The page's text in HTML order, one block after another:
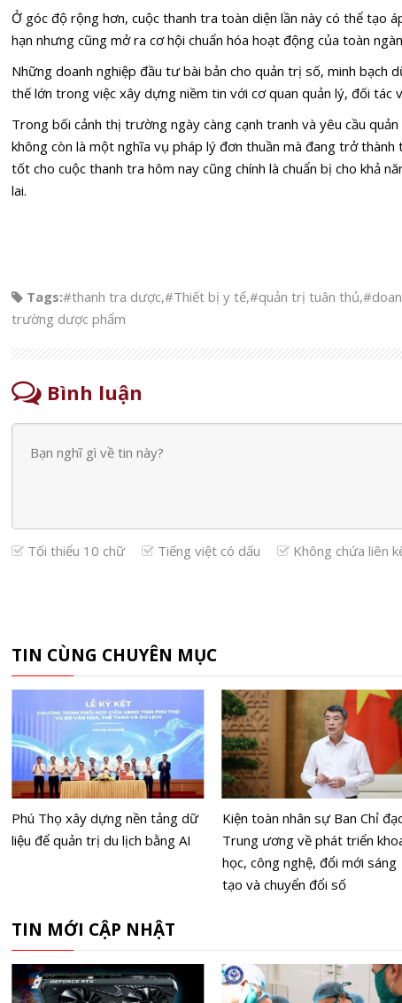
Ở góc độ rộng hơn, cuộc thanh tra toàn diện lần này có thể tạo
hạn nhưng cũng mở ra cơ hội chuẩn hóa hoạt động của toàn
Những doanh nghiệp đầu tư bài bản cho quản trị số, minh bạch
thế lớn trong việc xây dựng niềm tin với cơ quan quản lý, đối tác
Trong bối cảnh thị trường ngày càng cạnh tranh và yêu cầu
không còn là một nghĩa vụ pháp lý đơn thuần mà đang trở thành
tốt cho cuộc thanh tra hôm nay cũng chính là chuẩn bị cho khả
lai.
Tags:#thanh tra dược,#Thiết bị y tế,#quản trị tuân thủ,
trường dược phẩm
Bình luận
Tối thiểu 10 chữ Tiếng việt có dấu Không chứa liên
TIN CÙNG CHUYÊN MỤC
Phú Thọ xây dựng nền tảng dữ
liệu để quản trị du lịch bằng AI
Kiện toàn nhân sự Ban Chỉ
Trung ương về phát triển
học, công nghệ, đổi mới sáng
tạo và chuyển đổi số
TIN MỚI CẬP NHẬT